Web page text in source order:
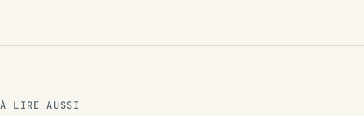
À LIRE AUSSI